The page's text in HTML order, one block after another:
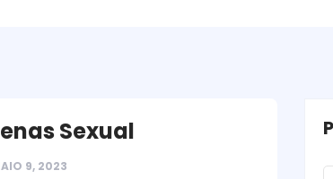
Sexual
9, 2023